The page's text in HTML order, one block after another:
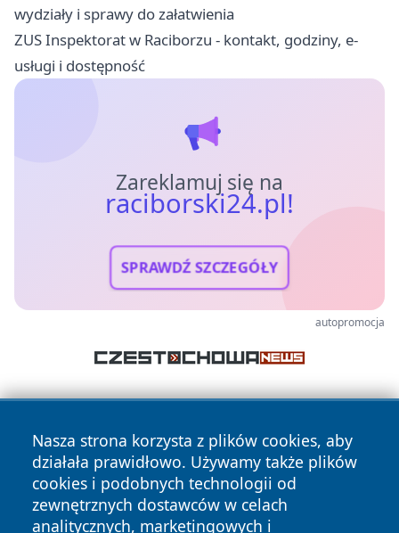
wydziały i sprawy do załatwienia
ZUS Inspektorat w Raciborzu - kontakt, godziny, e-
usługi i dostępność
Zareklamuj się na
raciborski24.pl!
SPRAWDŹ SZCZEGÓŁY
autopromocja
Nasza strona korzysta z plików cookies, aby
działała prawidłowo. Używamy także plików
cookies i podobnych technologii od
zewnętrznych dostawców w celach
analitycznych, marketingowych i
Copyright © 2026 raciborski24.pl Wszystkie prawa
zastrzeżone.